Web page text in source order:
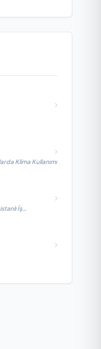
Klima Kullanımı
İş